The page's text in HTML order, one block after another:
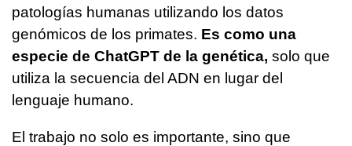
patologías humanas utilizando los datos
genómicos de los primates. Es como una
especie de ChatGPT de la genética, solo que
utiliza la secuencia del ADN en lugar del
lenguaje humano.
El trabajo no solo es importante, sino que